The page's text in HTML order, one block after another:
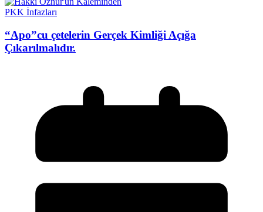
PKK İnfazları
“Apo”cu çetelerin Gerçek Kimliği Açığa
Çıkarılmalıdır.